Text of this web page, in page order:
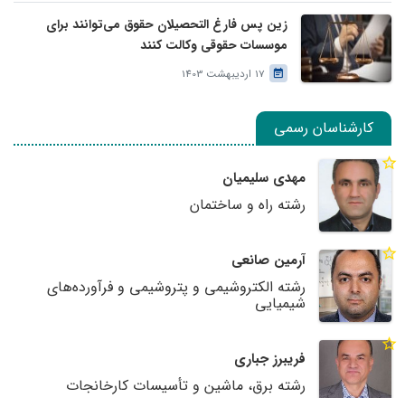
زین پس فارغ التحصیلان حقوق می‌توانند برای
موسسات حقوقی وکالت کنند
17 اردیبهشت 1403
کارشناسان رسمی
مهدی سلیمیان
رشته راه و ساختمان
آرمین صانعی
رشته الکتروشیمی و پتروشیمی و فرآورده‌های
شیمیایی
فریبرز جباری
رشته برق، ماشین و تأسیسات کارخانجات